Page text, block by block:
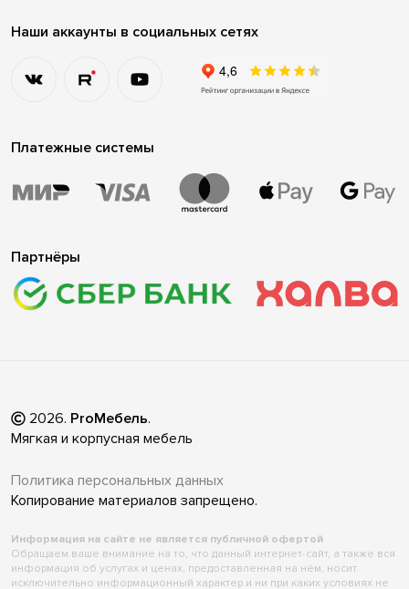
Наши аккаунты в социальных сетях
Платежные системы
Партнёры
2026. ProМебель.
Мягкая и корпусная мебель
Политика персональных данных
Копирование материалов запрещено.
Информация на сайте не является публичной офертой
Обращаем ваше внимание на то, что данный интернет-сайт, а также вся
информация об услугах и ценах, предоставленная на нём, носит
исключительно информационный характер и ни при каких условиях не